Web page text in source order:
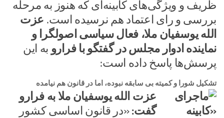
ظریف و ویژگی‌های کابینه‌ای که هنوز به مرحله
بررسی و رای اعتماد هم نرسیده است. عزت
الله یوسفیان ملا، فعال سیاسی اصولگرا و
نماینده ادوار مجلس در گفتگو با فرارو به این
پرسش‌ها پاسخ داده است:
تشکیل شورا و کمیته بی سابقه نبوده، اما در قانون هم نیامده
عزت الله یوسفیان ملا به فرارو
گفت:«در قانون اساسی کشور